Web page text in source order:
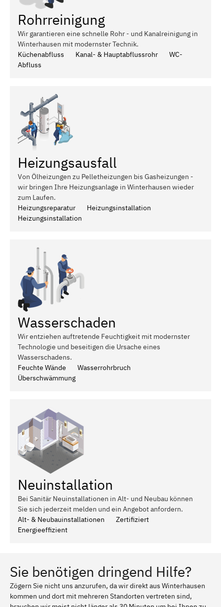
Rohrreinigung
Wir garantieren eine schnelle Rohr - und Kanalreinigung in
Winterhausen mit modernster Technik.
Küchenabfluss
Kanal- & Hauptabflussrohr
WC-
Abfluss
Heizungsausfall
Von Ölheizungen zu Pelletheizungen bis Gasheizungen -
wir bringen Ihre Heizungsanlage in Winterhausen wieder
zum Laufen.
Heizungsreparatur
Heizungsinstallation
Heizungsinstallation
Wasserschaden
Wir entziehen auftretende Feuchtigkeit mit modernster
Technologie und beseitigen die Ursache eines
Wasserschadens.
Feuchte Wände
Wasserrohrbruch
Überschwämmung
Neuinstallation
Bei Sanitär Neuinstallationen in Alt- und Neubau können
Sie sich jederzeit melden und ein Angebot anfordern.
Alt- & Neubauinstallationen
Zertifiziert
Energieeffizient
Sie benötigen dringend Hilfe?
Zögern Sie nicht uns anzurufen, da wir direkt aus Winterhausen
kommen und dort mit mehreren Standorten vertreten sind,